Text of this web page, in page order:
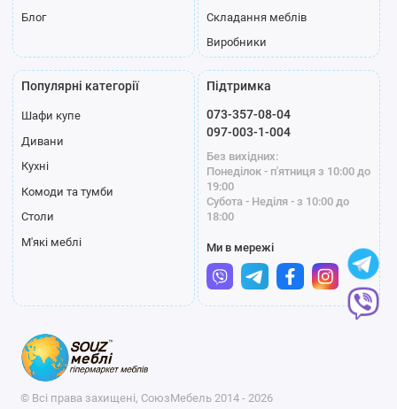
Блог
Складання меблів
Виробники
Популярні категорії
Шафи купе
Дивани
Кухні
Комоди та тумби
Столи
М'які меблі
Підтримка
073-357-08-04
097-003-1-004
Без вихідних:
Понеділок - п'ятниця з 10:00 до
19:00
Субота - Неділя - з 10:00 до
18:00
Ми в мережі
© Всі права захищені, СоюзМебель 2014 - 2026